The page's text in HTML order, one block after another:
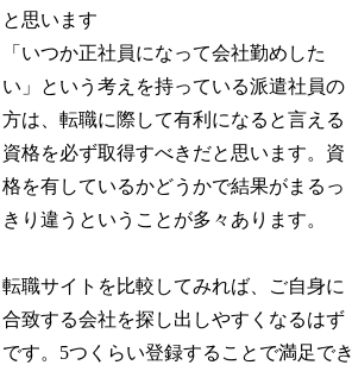
と思います
「いつか正社員になって会社勤めした
い」という考えを持っている派遣社員の
方は、転職に際して有利になると言える
資格を必ず取得すべきだと思います。資
格を有しているかどうかで結果がまるっ
きり違うということが多々あります。
転職サイトを比較してみれば、ご自身に
合致する会社を探し出しやすくなるはず
です。5つくらい登録することで満足でき